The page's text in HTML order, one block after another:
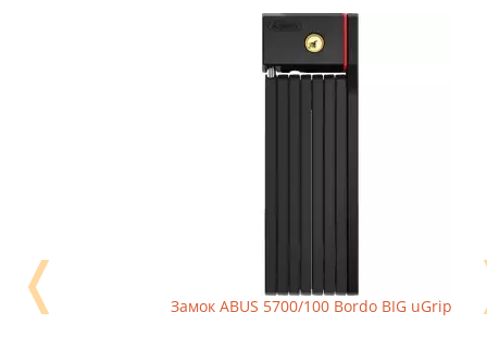
Замок ABUS 5700/100 Bordo BIG uGrip
❬